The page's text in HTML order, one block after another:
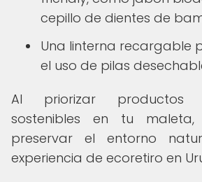
cepillo de dientes de
Una linterna recargable
el uso de pilas
Al priorizar productos
sostenibles en tu maleta,
preservar el entorno
experiencia de ecoretiro en